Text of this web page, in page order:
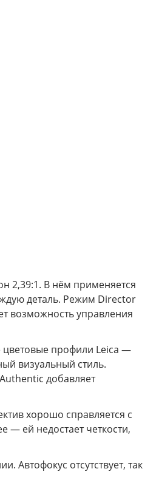
2,39:1. В нём применяется
деталь. Режим Director
возможность управления
цветовые профили Leica —
визуальный стиль.
добавляет
хорошо справляется с
— ей недостает четкости,
Автофокус отсутствует, так